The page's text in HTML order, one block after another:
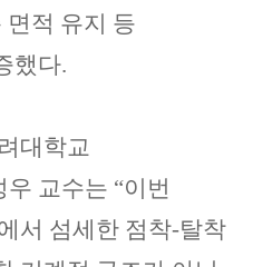
면적 유지 등
했다.
대학교
우 교수는 “이번
서 섬세한 점착-탈착